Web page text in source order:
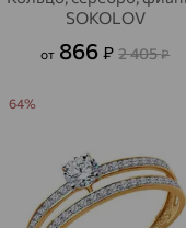
SOKOLOV
от 866₽ 2 405₽
64%